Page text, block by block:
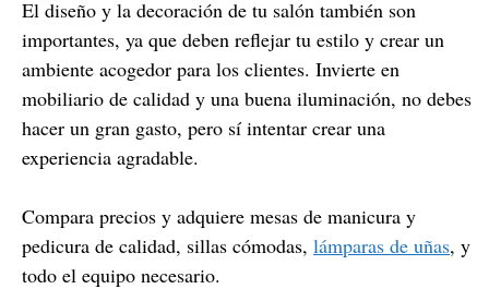
El diseño y la decoración de tu salón también son
importantes, ya que deben reflejar tu estilo y crear un
ambiente acogedor para los clientes. Invierte en
mobiliario de calidad y una buena iluminación, no debes
hacer un gran gasto, pero sí intentar crear una
experiencia agradable.
Compara precios y adquiere mesas de manicura y
pedicura de calidad, sillas cómodas, lámparas de uñas, y
todo el equipo necesario.